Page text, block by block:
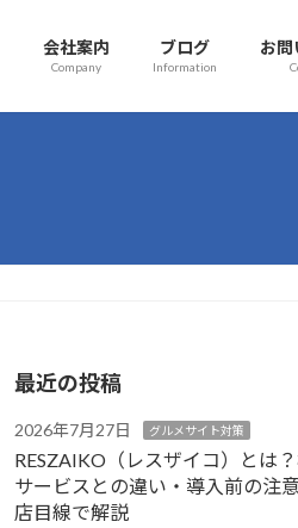
会社案内
Company
ブログ
Information
お問
最近の投稿
2026年7月27日 グルメサイト対策
RESZAIKO（レスザイコ）とは
サービスとの違い・導入前の注
店目線で解説